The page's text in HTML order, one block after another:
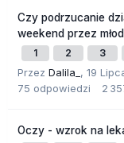
Czy podrzucanie
weekend przez
1 2 3
Przez Dalila_ , 19
75 odpowiedzi 2
Oczy - wzrok na